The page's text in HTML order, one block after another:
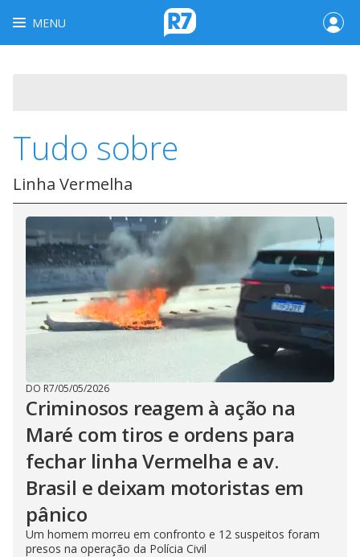
MENU
Tudo sobre
Linha Vermelha
DO R7/05/05/2026
Criminosos reagem à ação na
Maré com tiros e ordens para
fechar linha Vermelha e av.
Brasil e deixam motoristas em
pânico
Um homem morreu em confronto e 12 suspeitos foram
presos na operação da Polícia Civil